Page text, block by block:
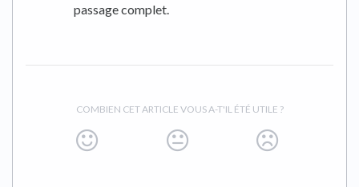
passage complet.
COMBIEN CET ARTICLE VOUS A-T'IL ÉTÉ UTILE ?